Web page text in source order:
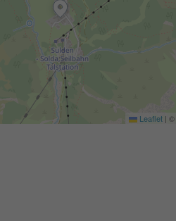
Leaflet | ©